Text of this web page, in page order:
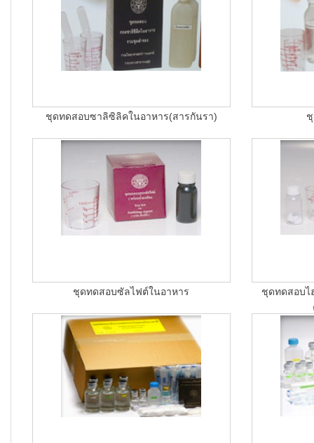
ชุดทดสอบซาลิซิลิคในอาหาร(สารกันรา)
ชุดทดสอบซัลไฟต์ในอาหาร
ชุดทดสอบไ